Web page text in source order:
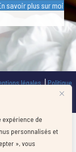
de
personnalisés et
», vous
savoir plus sur moi
légales⎥Politique
réalisés par